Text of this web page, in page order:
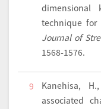
dimensional
technique for
Journal of
1568-1576.
9
Kanehisa,
associated